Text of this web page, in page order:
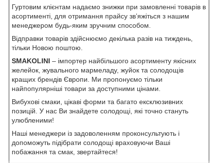
Гуртовим клієнтам надаємо знижки при замовленні товарів в
асортименті, для отримання прайсу зв’яжіться з нашим
менеджером будь-яким зручним способом.
Відправки товарів здійснюємо декілька разів на тиждень,
тільки Новою поштою.
SMAKOLINI – імпортер найбільшого асортименту якісних
желейок, жувального мармеладу, жуйок та солодощів
кращих брендів Європи. Ми пропонуємо тільки
найпопулярніші товари за доступними цінами.
Вибухові смаки, цікаві форми та багато ексклюзивних
позицій. У нас Ви знайдете солодощі, які точно стануть
улюбленими!
Наші менеджери із задоволенням проконсультують і
допоможуть підібрати солодощі враховуючи Ваші
побажання та смак, звертайтеся!